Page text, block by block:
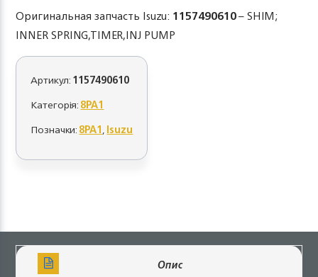
Оригинальная запчасть Isuzu: 1157490610– SHIM;
INNER SPRING,TIMER,INJ PUMP
Артикул:1157490610
Категорія:8PA1
Позначки:8PA1,Isuzu
Опис